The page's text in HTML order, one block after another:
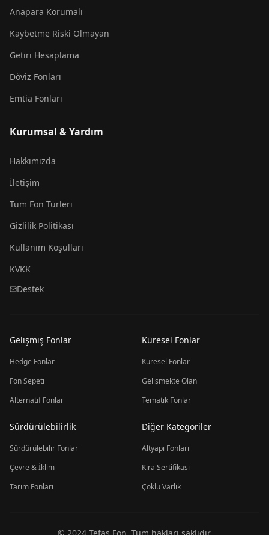
Anapara Korumalı
Kaybetme Riski Olmayan
Getiri Hesaplama
Döviz Fonları
Emtia Fonları
Kurumsal & Yardım
Hakkımızda
İletişim
Tüm Fon Türleri
Gizlilik Politikası
Kullanım Koşulları
KVKK
Destek
Gelişmiş Fonlar
Hedge Fonlar
Fon Sepeti
Alternatif Fonlar
Küresel Fonlar
Küresel Fonlar
Gelişmekte Olan
Tematik Fonlar
Sürdürülebilirlik
Sürdürülebilir Fonlar
Çevre & İklim
Tarım Fonları
Diğer Kategoriler
Altyapı Fonları
Kira Sertifikası
Çoklu Varlık